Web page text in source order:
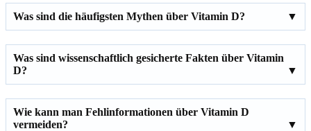
Was sind die häufigsten Mythen über Vitamin D?
Was sind wissenschaftlich gesicherte Fakten über Vitamin
D?
Wie kann man Fehlinformationen über Vitamin D
vermeiden?